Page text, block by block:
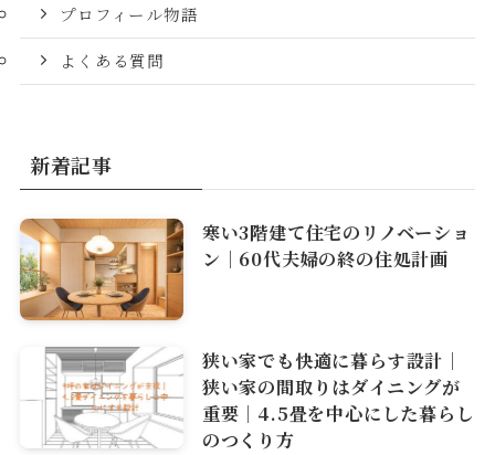
プロフィール物語
よくある質問
新着記事
寒い3階建て住宅のリノベーショ
ン｜60代夫婦の終の住処計画
狭い家でも快適に暮らす設計｜
狭い家の間取りはダイニングが
重要｜4.5畳を中心にした暮らし
のつくり方